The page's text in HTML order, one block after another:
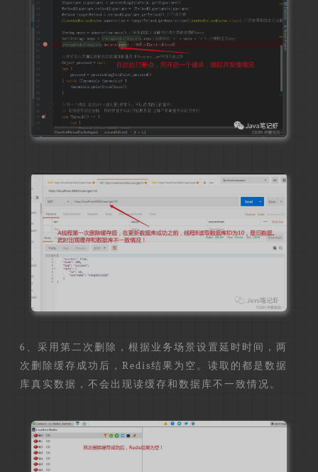
6、采用第二次删除，根据业务场景设置延时时间，两
次删除缓存成功后，Redis结果为空。读取的都是数据
库真实数据，不会出现读缓存和数据库不一致情况。